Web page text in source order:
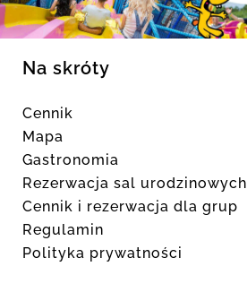
Na skróty
Cennik
Mapa
Gastronomia
Rezerwacja sal urodzinowych
Cennik i rezerwacja dla grup
Regulamin
Polityka prywatności